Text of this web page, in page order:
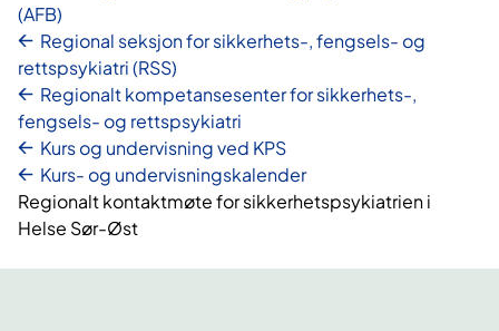
(AFB)
Regional seksjon for sikkerhets-, fengsels- og
rettspsykiatri (RSS)
Regionalt kompetansesenter for sikkerhets-,
fengsels- og rettspsykiatri
Kurs og undervisning ved KPS
Kurs- og undervisningskalender
Regionalt kontaktmøte for sikkerhetspsykiatrien i
Helse Sør-Øst